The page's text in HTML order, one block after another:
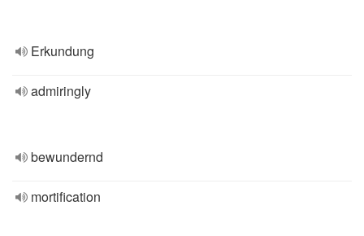
Erkundung
admiringly
bewundernd
mortification